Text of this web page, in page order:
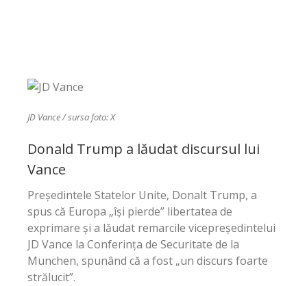
JD Vance / sursa foto: X
Donald Trump a lăudat discursul lui
Vance
Președintele Statelor Unite, Donalt Trump, a
spus că Europa „își pierde” libertatea de
exprimare și a lăudat remarcile vicepreședintelui
JD Vance la Conferința de Securitate de la
Munchen, spunând că a fost „un discurs foarte
strălucit”.